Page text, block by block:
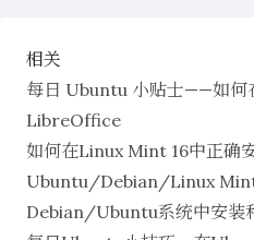
相关
每日 Ubuntu 小贴士——如何
LibreOffice
如何在Linux Mint 16中正确
Ubuntu/Debian/Linux
Debian/Ubuntu系统中安装